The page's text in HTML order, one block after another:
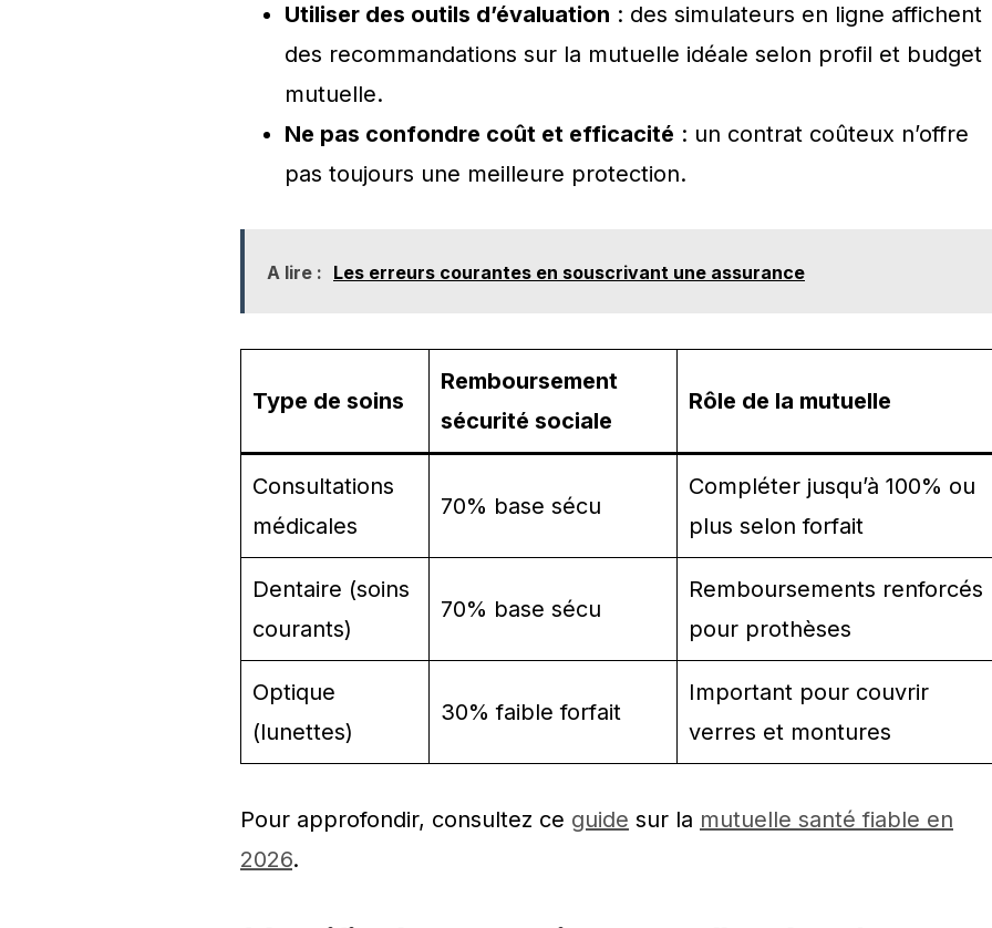
Utiliser des outils d’évaluation : des simulateurs en ligne affichent
des recommandations sur la mutuelle idéale selon profil et budget
mutuelle.
Ne pas confondre coût et efficacité : un contrat coûteux n’offre
pas toujours une meilleure protection.
A lire : Les erreurs courantes en souscrivant une assurance
Type de soins
Remboursement
sécurité sociale
Rôle de la mutuelle
Consultations
médicales
70% base sécu
Compléter jusqu’à 100% ou
plus selon forfait
Dentaire (soins
courants)
70% base sécu
Remboursements renforcés
pour prothèses
Optique
(lunettes)
30% faible forfait
Important pour couvrir
verres et montures
Pour approfondir, consultez ce guide sur la mutuelle santé fiable en
2026.